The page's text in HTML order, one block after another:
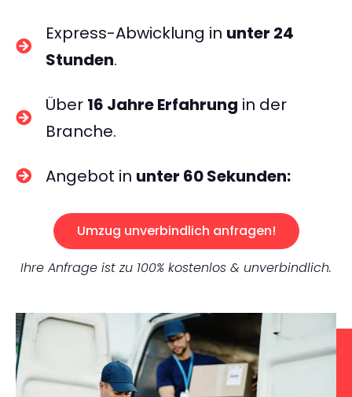
Express-Abwicklung in unter 24
Stunden.
Über 16 Jahre Erfahrung in der
Branche.
Angebot in unter 60 Sekunden:
Umzug unverbindlich anfragen!
Ihre Anfrage ist zu 100% kostenlos & unverbindlich.